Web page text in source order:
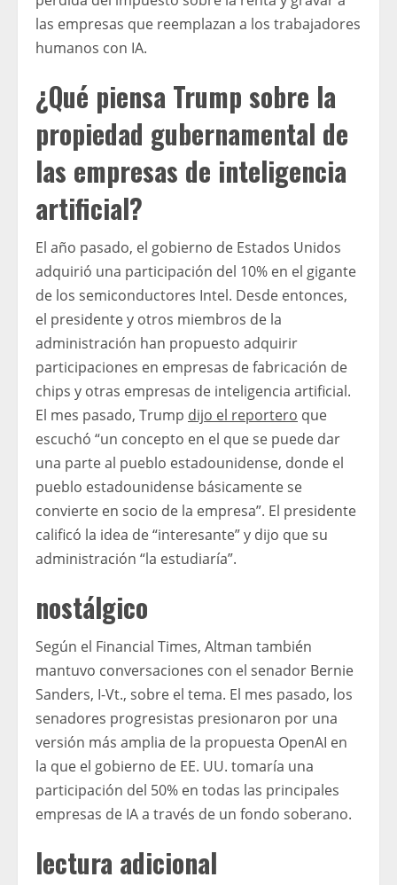
las empresas que reemplazan a los trabajadores
humanos con IA.
¿Qué piensa Trump sobre la
propiedad gubernamental de
las empresas de inteligencia
artificial?
El año pasado, el gobierno de Estados Unidos
adquirió una participación del 10% en el gigante
de los semiconductores Intel. Desde entonces,
el presidente y otros miembros de la
administración han propuesto adquirir
participaciones en empresas de fabricación de
chips y otras empresas de inteligencia artificial.
El mes pasado, Trump dijo el reportero que
escuchó “un concepto en el que se puede dar
una parte al pueblo estadounidense, donde el
pueblo estadounidense básicamente se
convierte en socio de la empresa”. El presidente
calificó la idea de “interesante” y dijo que su
administración “la estudiaría”.
nostálgico
Según el Financial Times, Altman también
mantuvo conversaciones con el senador Bernie
Sanders, I-Vt., sobre el tema. El mes pasado, los
senadores progresistas presionaron por una
versión más amplia de la propuesta OpenAI en
la que el gobierno de EE. UU. tomaría una
participación del 50% en todas las principales
empresas de IA a través de un fondo soberano.
lectura adicional